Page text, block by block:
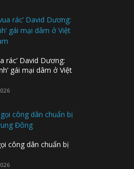
rác’ David Dương:
gái mại dâm ở Việt
công dân chuẩn bị